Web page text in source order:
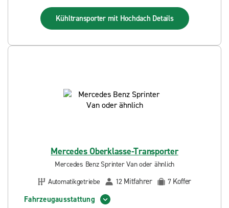
Kühltransporter mit Hochdach Details
Mercedes Oberklasse-Transporter
Mercedes Benz Sprinter Van oder ähnlich
Automatikgetriebe
12 Mitfahrer 7 Koffer
Fahrzeugausstattung